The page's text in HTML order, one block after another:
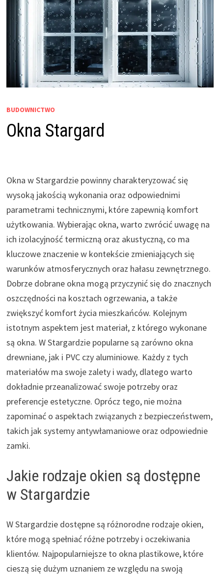
BUDOWNICTWO
Okna Stargard
Okna w Stargardzie powinny charakteryzować się
wysoką jakością wykonania oraz odpowiednimi
parametrami technicznymi, które zapewnią komfort
użytkowania. Wybierając okna, warto zwrócić uwagę na
ich izolacyjność termiczną oraz akustyczną, co ma
kluczowe znaczenie w kontekście zmieniających się
warunków atmosferycznych oraz hałasu zewnętrznego.
Dobrze dobrane okna mogą przyczynić się do znacznych
oszczędności na kosztach ogrzewania, a także
zwiększyć komfort życia mieszkańców. Kolejnym
istotnym aspektem jest materiał, z którego wykonane
są okna. W Stargardzie popularne są zarówno okna
drewniane, jak i PVC czy aluminiowe. Każdy z tych
materiałów ma swoje zalety i wady, dlatego warto
dokładnie przeanalizować swoje potrzeby oraz
preferencje estetyczne. Oprócz tego, nie można
zapominać o aspektach związanych z bezpieczeństwem,
takich jak systemy antywłamaniowe oraz odpowiednie
zamki.
Jakie rodzaje okien są dostępne
w Stargardzie
W Stargardzie dostępne są różnorodne rodzaje okien,
które mogą spełniać różne potrzeby i oczekiwania
klientów. Najpopularniejsze to okna plastikowe, które
cieszą się dużym uznaniem ze względu na swoją